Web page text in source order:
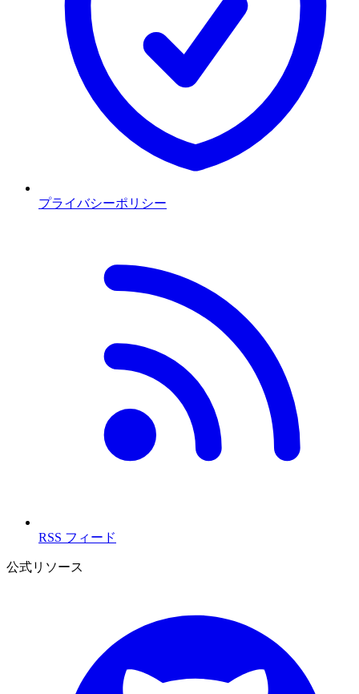
プライバシーポリシー
RSS フィード
公式リソース